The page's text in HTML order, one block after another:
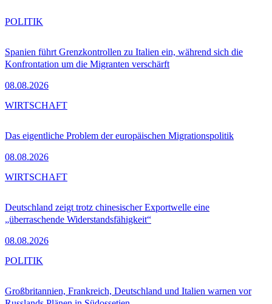
Spanien führt Grenzkontrollen zu Italien ein, während sich die
Konfrontation um die Migranten verschärft
08.08.2026
POLITIK
Das eigentliche Problem der europäischen Migrationspolitik
08.08.2026
WIRTSCHAFT
Deutschland zeigt trotz chinesischer Exportwelle eine
„überraschende Widerstandsfähigkeit“
08.08.2026
WIRTSCHAFT
Großbritannien, Frankreich, Deutschland und Italien warnen vor
POLITIK